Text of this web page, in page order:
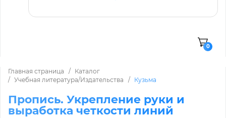
0
Главная страница
Каталог
Учебная литература/Издательства
Кузьма
Пропись. Укрепление руки и
выработка четкости линий